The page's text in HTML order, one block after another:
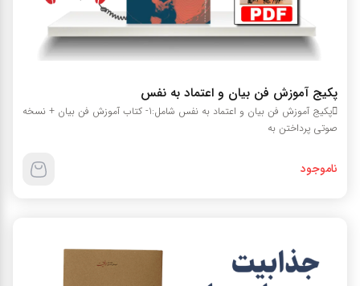
پکیج آموزش فن بیان و اعتماد به نفس
پکیج آموزش فن بیان و اعتماد به نفس شامل:1- کتاب آموزش فن بیان + نسخه
صوتی پرداختن به
ناموجود